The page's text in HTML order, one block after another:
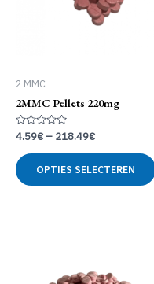
2 MMC
2MMC Pellets 220mg
Gewaardeerd
0
uit
5
4.59€ – 218.49€
OPTIES SELECTEREN